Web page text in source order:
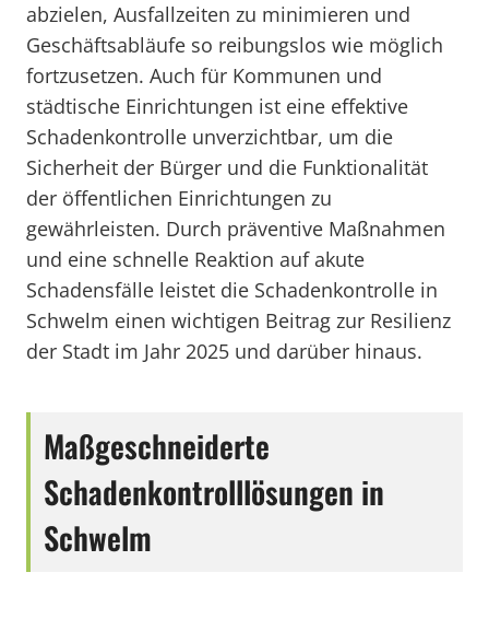
abzielen, Ausfallzeiten zu minimieren und
Geschäftsabläufe so reibungslos wie möglich
fortzusetzen. Auch für Kommunen und
städtische Einrichtungen ist eine effektive
Schadenkontrolle unverzichtbar, um die
Sicherheit der Bürger und die Funktionalität
der öffentlichen Einrichtungen zu
gewährleisten. Durch präventive Maßnahmen
und eine schnelle Reaktion auf akute
Schadensfälle leistet die Schadenkontrolle in
Schwelm einen wichtigen Beitrag zur Resilienz
der Stadt im Jahr 2025 und darüber hinaus.
Maßgeschneiderte
Schadenkontrolllösungen in
Schwelm